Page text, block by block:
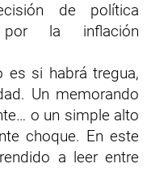
de política
por la inflación
es si habrá tregua,
Un memorando
o un simple alto
choque. En este
a leer entre